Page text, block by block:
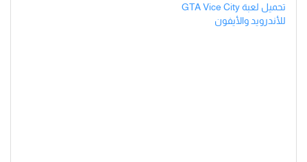
تحميل لعبة GTA Vice City
للأندرويد والأيفون